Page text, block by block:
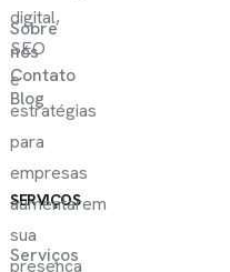
Sobre
nós
Contato
Blog
SERVIÇOS
Serviços
digital,
SEO
e
estratégias
para
empresas
aumentarem
sua
presença